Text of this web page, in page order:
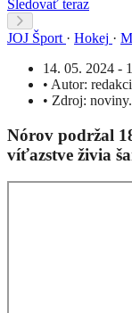
Sledovať teraz
JOJ Šport · Hokej ·
14. 05. 2024 -
• Autor:
• Zdroj:
Nórov podržal
víťazstve živia